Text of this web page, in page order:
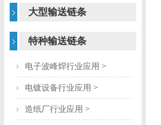
大型输送链条
特种输送链条
电子波峰焊行业应用 >
电镀设备行业应用 >
造纸厂行业应用 >